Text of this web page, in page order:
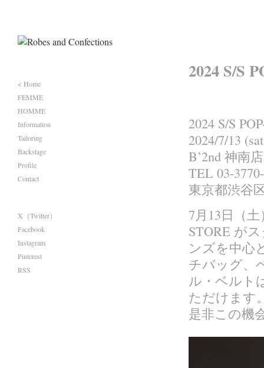
< Home
FEMME
HOMME
Information
Tailoring
Backstage
Profile
Contact
X（Twitter）
Facebook
Instagram
Pinterest
RSS
2024 S/S
2024 S/S
2024/7/13
B’2nd 神南店
TEL 03-
東京都渋谷
7月13日（土
STORE が
ンズを中心
チバッグ、
ル・ベルト
ただけます
是非この機